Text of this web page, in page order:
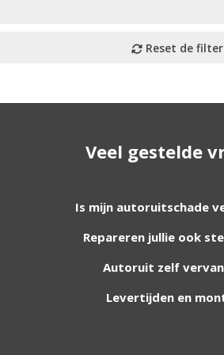
Veel gestelde
Is mijn autoruitschade
Repareren jullie ook
Autoruit zelf
Levertijden en